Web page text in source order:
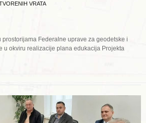
VRATA
Federalne uprave za geodetske i
u okviru realizacije plana edukacija Projekta